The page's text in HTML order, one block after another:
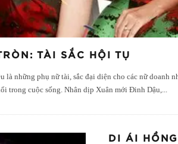
TÀI SẮC HỘI TỤ
là những phụ nữ tài, sắc đại diện cho các nữ doanh
trong cuộc sống. Nhân dịp Xuân mới Đinh Dậu,...
DI ÁI